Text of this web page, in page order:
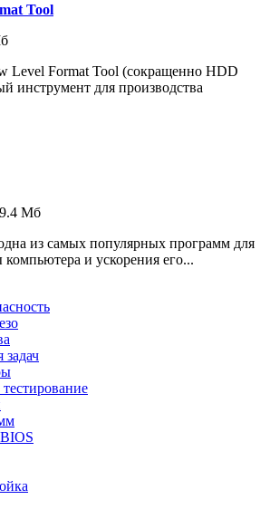
Tool
Level Format Tool (сокращенно HDD
инструмент для производства
Мб
из самых популярных программ для
и ускорения его...
задач